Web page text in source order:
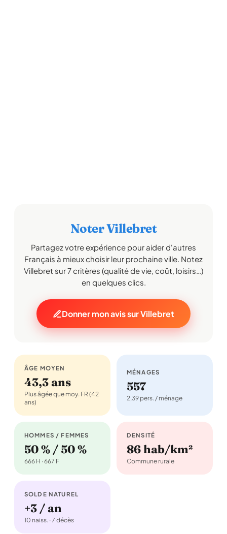
Noter Villebret
Partagez votre expérience pour aider d'autres
Français à mieux choisir leur prochaine ville. Notez
Villebret sur 7 critères (qualité de vie, coût, loisirs…)
en quelques clics.
Donner mon avis sur Villebret
ÂGE MOYEN
43,3 ans
Plus âgée que moy. FR (42
ans)
MÉNAGES
557
2,39 pers. / ménage
HOMMES / FEMMES
50 % / 50 %
666 H · 667 F
DENSITÉ
86 hab/km²
Commune rurale
SOLDE NATUREL
+3 / an
10 naiss. · 7 décès